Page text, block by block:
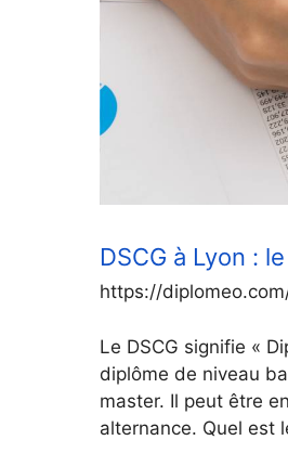
DSCG à Lyon :
https://
Le DSCG signifie «
diplôme de niveau
master. Il peut être
alternance. Quel est